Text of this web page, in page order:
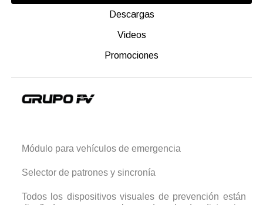
Descargas
Videos
Promociones
Módulo para vehículos de emergencia
Selector de patrones y sincronía
Todos los dispositivos visuales de prevención están